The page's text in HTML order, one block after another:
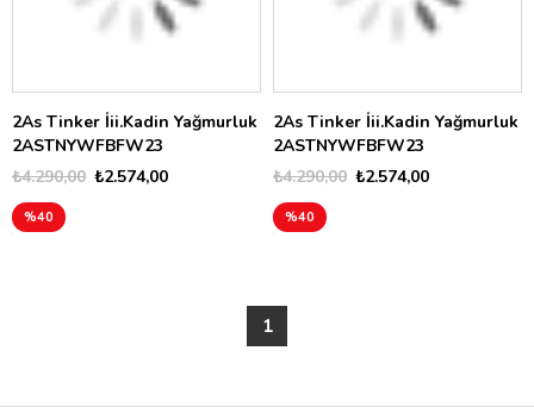
2As Tinker İii.Kadin Yağmurluk
2ASTNYWFBFW23
₺2.574,00
₺4.290,00
%40
2As Tinker İii.Kadin Yağmurluk
2ASTNYWFBFW23
₺2.574,00
₺4.290,00
%40
1